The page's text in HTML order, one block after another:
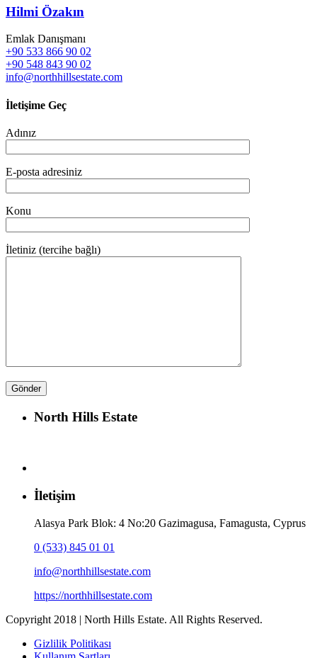
Hilmi Özakın
Emlak Danışmanı
+90 533 866 90 02
+90 548 843 90 02
info@northhillsestate.com
İletişime Geç
Adınız
E-posta adresiniz
Konu
İletiniz (tercihe bağlı)
North Hills Estate
İletişim
Alasya Park Blok: 4 No:20 Gazimagusa, Famagusta, Cyprus
0 (533) 845 01 01
info@northhillsestate.com
https://northhillsestate.com
Copyright 2018 | North Hills Estate. All Rights Reserved.
Gizlilik Politikası